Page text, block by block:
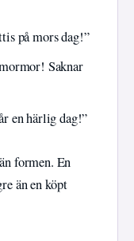
på mors dag!”
Saknar
en härlig dag!”
formen. En
än en köpt